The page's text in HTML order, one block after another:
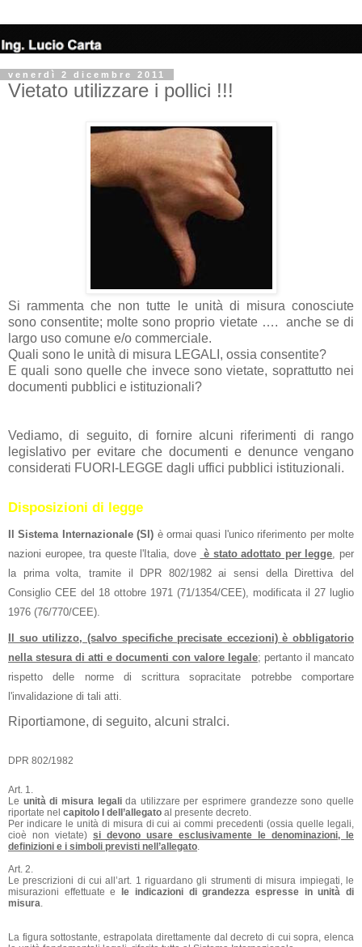
venerdì 2 dicembre 2011
Vietato utilizzare i pollici !!!
Si rammenta che non tutte le unità di misura conosciute
sono consentite; molte sono proprio vietate …. anche se di
largo uso comune e/o commerciale.
Quali sono le unità di misura LEGALI, ossia consentite?
E quali sono quelle che invece sono vietate, soprattutto nei
documenti pubblici e istituzionali?
Vediamo, di seguito, di fornire alcuni riferimenti di rango
legislativo per evitare che documenti e denunce vengano
considerati FUORI-LEGGE dagli uffici pubblici istituzionali.
Disposizioni di legge
Il Sistema Internazionale (SI) è ormai quasi l'unico riferimento per molte
nazioni europee, tra queste l'Italia, dove è stato adottato per legge, per
la prima volta, tramite il DPR 802/1982 ai sensi della Direttiva del
Consiglio CEE del 18 ottobre 1971 (71/1354/CEE), modificata il 27 luglio
1976 (76/770/CEE).
Il suo utilizzo, (salvo specifiche precisate eccezioni) è obbligatorio
nella stesura di atti e documenti con valore legale; pertanto il mancato
rispetto delle norme di scrittura sopracitate potrebbe comportare
l'invalidazione di tali atti.
Riportiamone, di seguito, alcuni stralci.
DPR 802/1982
Art. 1.
Le unità di misura legalida utilizzare per esprimere grandezze sono quelle
riportate nel capitolo I delI’allegato al presente decreto.
Per indicare le unità di misura di cui ai commi precedenti (ossia quelle legali,
cioè non vietate) si devono usare esclusivamente le denominazioni, le
definizioni e i simboli previsti nell’allegato.
Art. 2.
Le prescrizioni di cui all’art. 1 riguardano gli strumenti di misura impiegati, le
misurazioni effettuate e
le indicazioni di grandezza espresse in unità di
misura.
La figura sottostante, estrapolata direttamente dal decreto di cui sopra, elenca